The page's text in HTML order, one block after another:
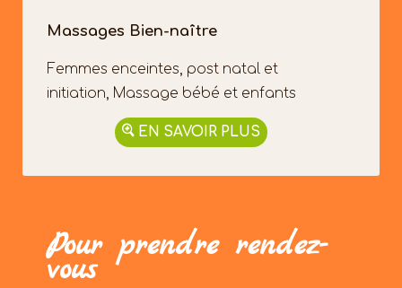
Massages Bien-naître
Femmes enceintes, post natal et
initiation, Massage bébé et enfants
EN SAVOIR PLUS
Pour prendre rendez-
vous